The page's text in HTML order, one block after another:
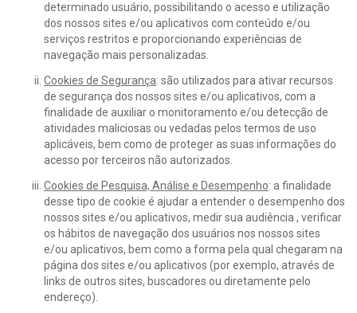
determinado usuário, possibilitando o acesso e utilização
dos nossos sites e/ou aplicativos com conteúdo e/ou
serviços restritos e proporcionando experiências de
navegação mais personalizadas.
Cookies de Segurança: são utilizados para ativar recursos
de segurança dos nossos sites e/ou aplicativos, com a
finalidade de auxiliar o monitoramento e/ou detecção de
atividades maliciosas ou vedadas pelos termos de uso
aplicáveis, bem como de proteger as suas informações do
acesso por terceiros não autorizados.
Cookies de Pesquisa, Análise e Desempenho: a finalidade
desse tipo de cookie é ajudar a entender o desempenho dos
nossos sites e/ou aplicativos, medir sua audiência , verificar
os hábitos de navegação dos usuários nos nossos sites
e/ou aplicativos, bem como a forma pela qual chegaram na
página dos sites e/ou aplicativos (por exemplo, através de
links de outros sites, buscadores ou diretamente pelo
endereço).